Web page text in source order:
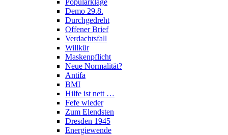
Demo 29.8.
Durchgedreht
Offener Brief
Verdachtsfall
Willkür
Maskenpflicht
Neue Normalität?
Antifa
BMI
Hilfe ist nett …
Fefe wieder
Zum Elendsten
Dresden 1945
Energiewende